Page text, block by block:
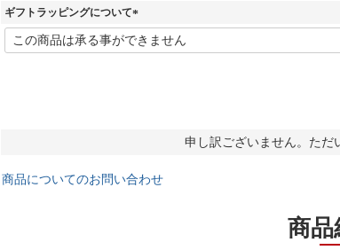
須
ギフトラッピングについて
(
必
申し訳ございません。ただ
商品についてのお問い合わせ
商品